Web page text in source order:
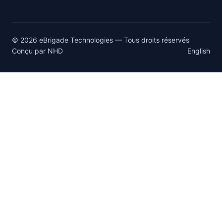
© 2026 eBrigade Technologies — Tous droits réservés
Conçu par NHD English